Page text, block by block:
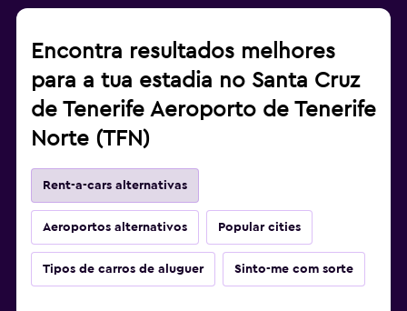
Encontra resultados melhores
para a tua estadia no Santa Cruz
de Tenerife Aeroporto de Tenerife
Norte (TFN)
Rent-a-cars alternativas
Aeroportos alternativos Popular cities
Tipos de carros de aluguer Sinto-me com sorte